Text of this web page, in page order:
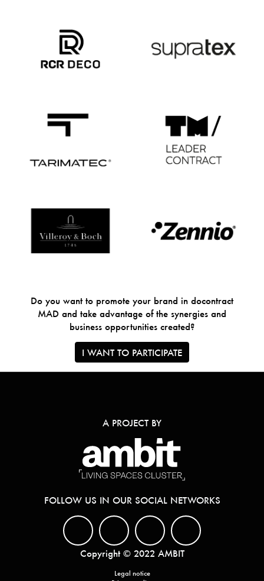
Do you want to promote your brand in docontract
MAD and take advantage of the synergies and
business opportunities created?
I WANT TO PARTICIPATE
A PROJECT BY
FOLLOW US IN OUR SOCIAL NETWORKS
Copyright © 2022 AMBIT
Legal notice